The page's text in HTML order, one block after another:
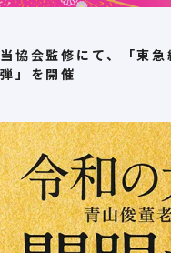
当協会監修にて、「東
弾」を開催